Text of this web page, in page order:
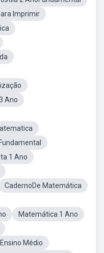
Imprimir
Ano
1 Ano
CadernoDe Matemática
Matemática 1 Ano
Médio